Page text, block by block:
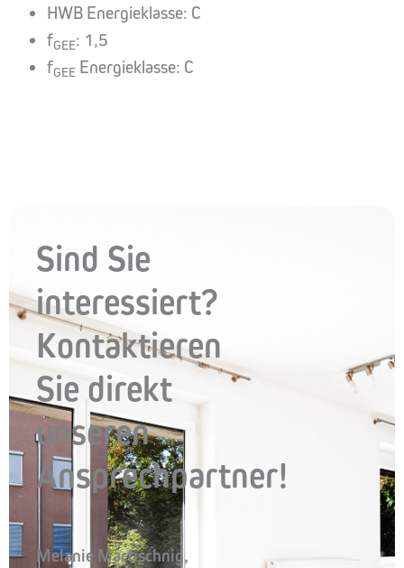
HWB Energieklasse: C
fGEE: 1,5
fGEE Energieklasse: C
Sind Sie
interessiert?
Kontaktieren
Sie direkt
unseren
Ansprechpartner!
Melanie Martischnig,